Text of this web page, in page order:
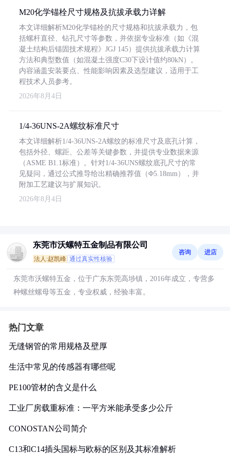
M20化学锚栓尺寸规格及抗拔承载力详解
本文详细解析M20化学锚栓的尺寸规格和抗拔承载力，包
括螺杆直径、钻孔尺寸等参数，并依据专业标准（如《混
凝土结构后锚固技术规程》JGJ 145）提供抗拔承载力计算
方法和典型数值（如混凝土强度C30下设计值约80kN）。
内容涵盖安装要点、性能影响因素及选型建议，适用于工
程技术人员参考。
2026年8月4日
1/4-36UNS-2A螺纹标准尺寸
本文详细解析1/4-36UNS-2A螺纹的标准尺寸及底孔计算，
包括外径、螺距、公差等关键参数，并提供专业数据来源
（ASME B1.1标准）。针对1/4-36UNS螺纹底孔尺寸的常
见疑问，通过公式推导给出精确推荐值（Φ5.18mm），并
附加工艺建议与扩展知识。
2026年8月4日
东莞市沃螺特五金制品有限公司
法人:赵凯峰 通过真实性核验
咨询 进店
东莞市沃螺特五金，位于广东东莞高埗镇，2016年成立，专营多
种螺丝螺母等五金，专业权威，经验丰富。
热门文章
无缝钢管的常用规格及壁厚
生活中常见的传感器有哪些呢
PE100管材的含义是什么
工业厂房载重标准：一平方米能承受多少公斤
CONOSTAN公司简介
C13和C14插头国标与欧标的区别及其标准解析